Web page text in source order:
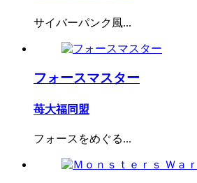
サイバーパンク風...
フォースマスター
苺大福同盟
フォースをめぐる...